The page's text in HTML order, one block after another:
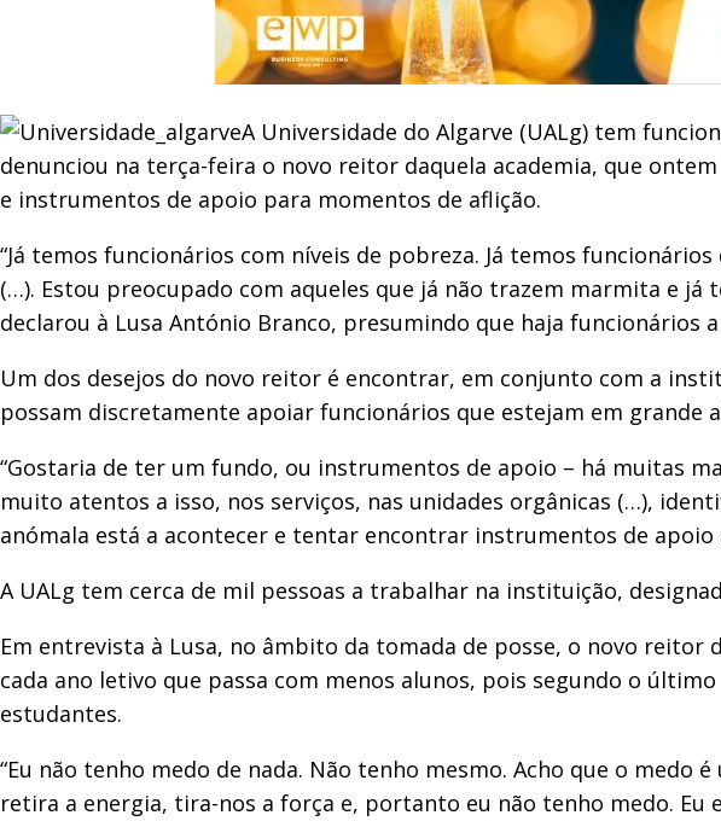
A Universidade do Algarve (UALg) tem
denunciou na terça-feira o novo reitor daquela academia, que
e instrumentos de apoio para momentos de aflição.
“Já temos funcionários com níveis de pobreza. Já temos
(…). Estou preocupado com aqueles que já não trazem marmita e já
declarou à Lusa António Branco, presumindo que haja funcionários
Um dos desejos do novo reitor é encontrar, em conjunto com a
possam discretamente apoiar funcionários que estejam em grande
“Gostaria de ter um fundo, ou instrumentos de apoio – há muitas
muito atentos a isso, nos serviços, nas unidades orgânicas (…),
anómala está a acontecer e tentar encontrar instrumentos de apoio
A UALg tem cerca de mil pessoas a trabalhar na instituição,
Em entrevista à Lusa, no âmbito da tomada de posse, o novo reitor
cada ano letivo que passa com menos alunos, pois segundo o
estudantes.
“Eu não tenho medo de nada. Não tenho mesmo. Acho que o medo
retira a energia, tira-nos a força e, portanto eu não tenho medo.